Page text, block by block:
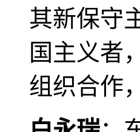
其新保守
国主义者
组织合作